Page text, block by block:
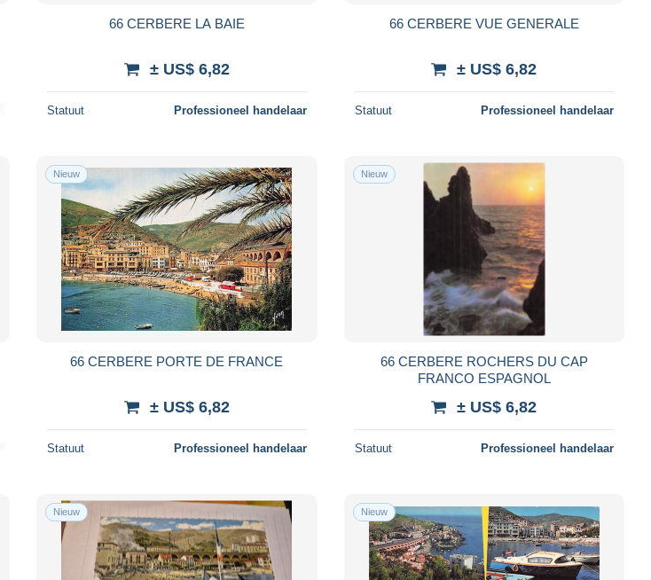
66 CERBERE LA BAIE
± US$ 6,82
Statuut Professioneel handelaar
66 CERBERE VUE GENERALE
± US$ 6,82
Statuut Professioneel handelaar
Nieuw
66 CERBERE PORTE DE FRANCE
± US$ 6,82
Statuut Professioneel handelaar
Nieuw
66 CERBERE ROCHERS DU CAP
FRANCO ESPAGNOL
± US$ 6,82
Statuut Professioneel handelaar
Nieuw Nieuw